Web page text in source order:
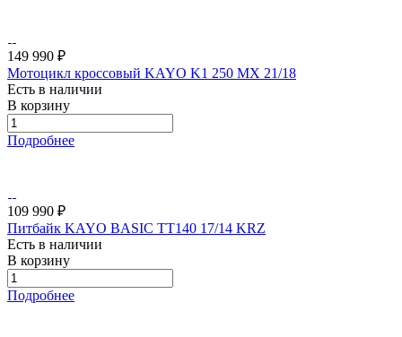
149 990 ₽
Мотоцикл кроссовый KAYO K1 250 MX 21/18
Есть в наличии
В корзину
Подробнее
109 990 ₽
Питбайк KAYO BASIC TT140 17/14 KRZ
Есть в наличии
В корзину
Подробнее